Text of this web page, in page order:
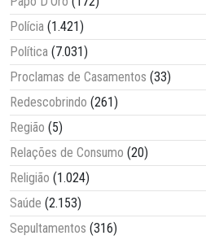
Polícia (1.421)
Política (7.031)
Proclamas de Casamentos (33)
Redescobrindo (261)
Região (5)
Relações de Consumo (20)
Religião (1.024)
Saúde (2.153)
Sepultamentos (316)